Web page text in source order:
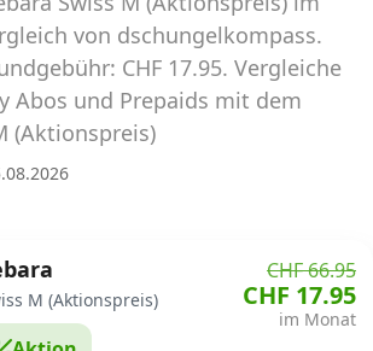
Hotspots und Smart
Handy-Abo
Tarifrechner im neuen Design
Anbieter
Schweiz
von dschungelkompass.
CHF 17.95. Vergleiche
Abos und Prepaids mit dem
(Aktionspreis)
M (Aktionspreis)
CHF 66.95
CHF 17.95
im Monat